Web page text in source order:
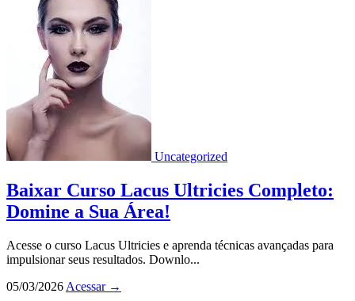
Uncategorized
Baixar Curso Lacus Ultricies Completo:
Domine a Sua Área!
Acesse o curso Lacus Ultricies e aprenda técnicas avançadas para
impulsionar seus resultados. Downlo...
05/03/2026 Acessar →